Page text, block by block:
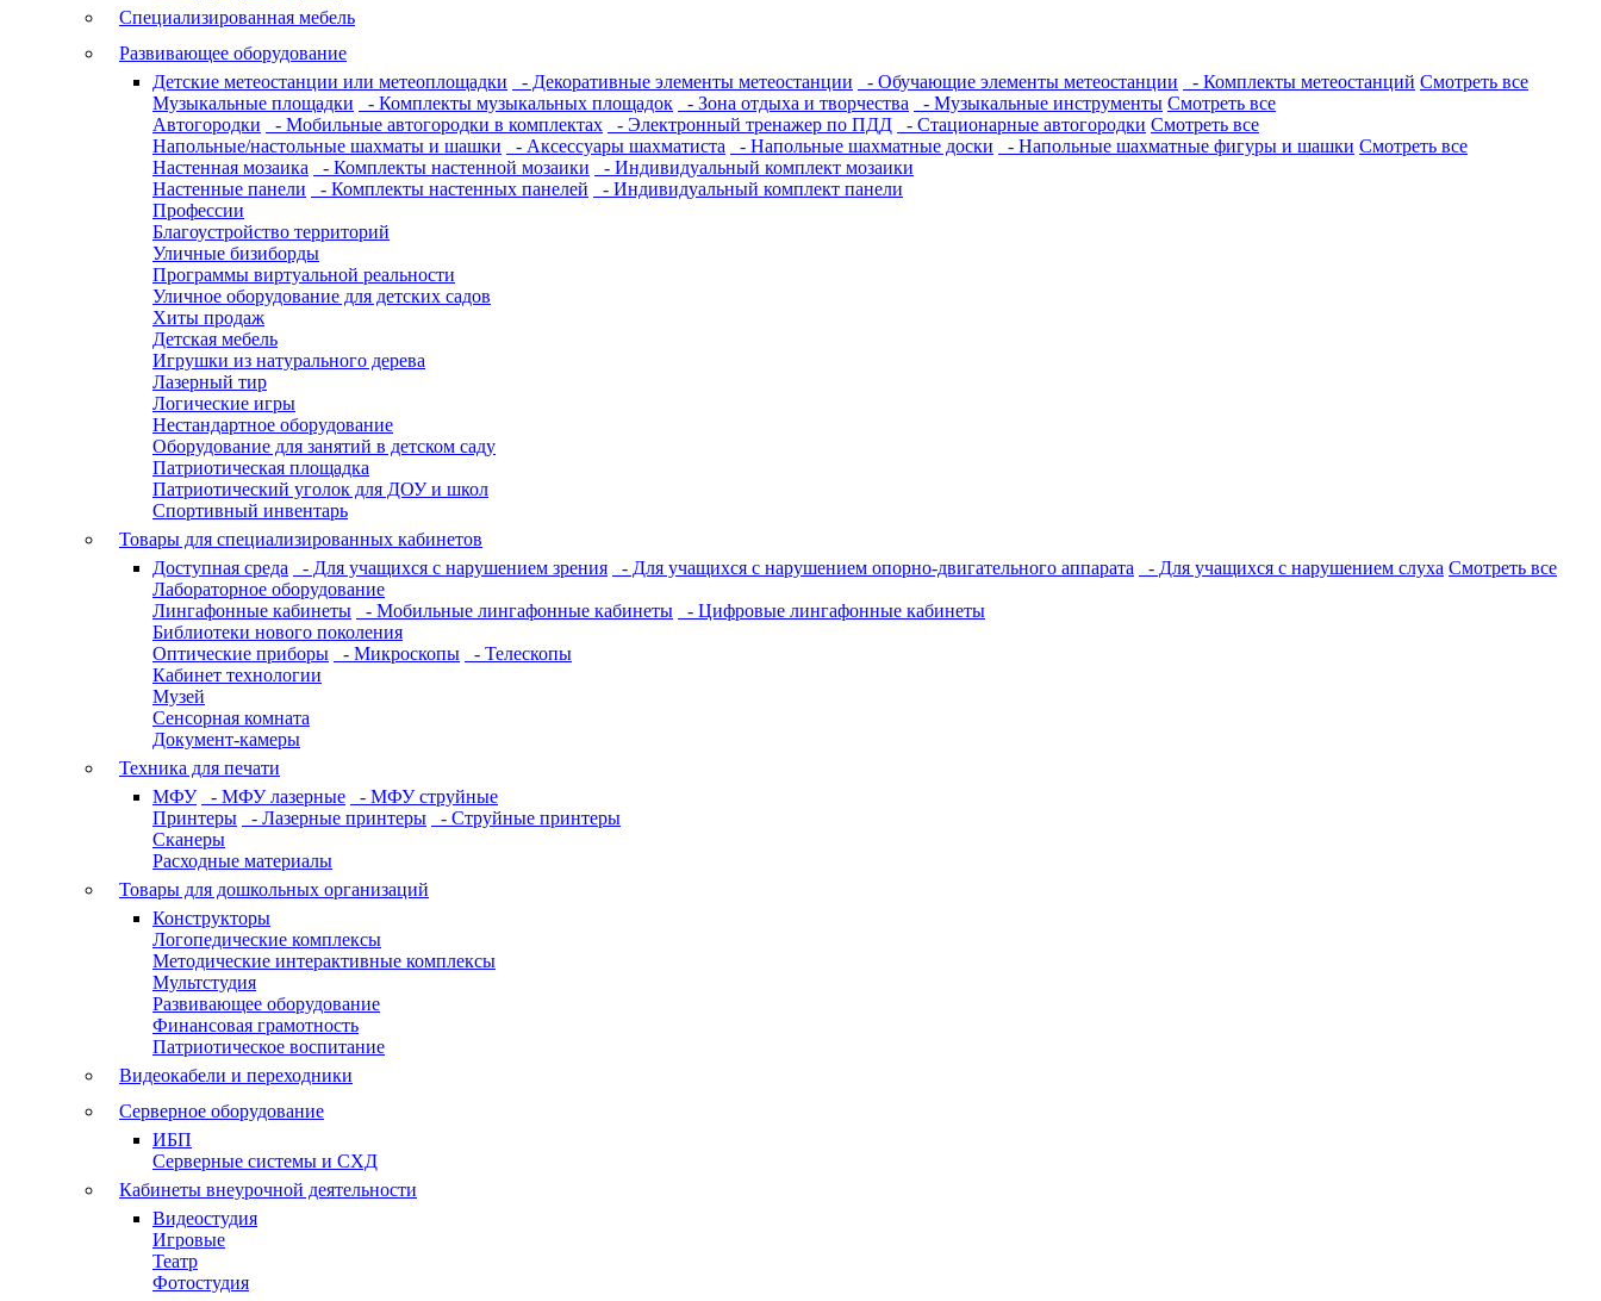
Специализированная мебель
Развивающее оборудование
Детские метеостанции или метеоплощадки
- Декоративные элементы метеостанции - Обучающие элементы метеостанции - Комплекты метеостанций Смотреть все
Музыкальные площадки
- Комплекты музыкальных площадок - Зона отдыха и творчества - Музыкальные инструменты Смотреть все
Автогородки
- Мобильные автогородки в комплектах - Электронный тренажер по ПДД - Стационарные автогородки Смотреть все
Напольные/настольные шахматы и шашки
- Аксессуары шахматиста - Напольные шахматные доски - Напольные шахматные фигуры и шашки Смотреть все
Настенная мозаика
- Комплекты настенной мозаики
- Индивидуальный комплект мозаики
Настенные панели
- Комплекты настенных панелей
- Индивидуальный комплект панели
Профессии
Благоустройство территорий
Уличные бизиборды
Программы виртуальной реальности
Уличное оборудование для детских садов
Хиты продаж
Детская мебель
Игрушки из натурального дерева
Лазерный тир
Логические игры
Нестандартное оборудование
Оборудование для занятий в детском саду
Патриотическая площадка
Патриотический уголок для ДОУ и школ
Спортивный инвентарь
Товары для специализированных кабинетов
Доступная среда
- Для учащихся с нарушением зрения - Для учащихся с нарушением опорно-двигательного аппарата - Для учащихся с нарушением слуха Смотреть все
Лабораторное оборудование
Лингафонные кабинеты
- Мобильные лингафонные кабинеты
- Цифровые лингафонные кабинеты
Библиотеки нового поколения
Оптические приборы
- Микроскопы
- Телескопы
Кабинет технологии
Музей
Сенсорная комната
Документ-камеры
Техника для печати
МФУ
- МФУ лазерные
- МФУ струйные
Принтеры
- Лазерные принтеры
- Струйные принтеры
Сканеры
Расходные материалы
Товары для дошкольных организаций
Конструкторы
Логопедические комплексы
Методические интерактивные комплексы
Мультстудия
Развивающее оборудование
Финансовая грамотность
Патриотическое воспитание
Видеокабели и переходники
Серверное оборудование
ИБП
Серверные системы и СХД
Кабинеты внеурочной деятельности
Видеостудия
Игровые
Театр
Фотостудия